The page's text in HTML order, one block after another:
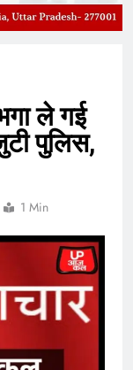
ले गई
पुलिस,
1 Min